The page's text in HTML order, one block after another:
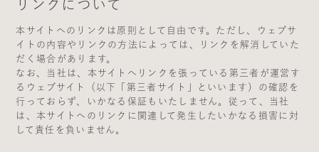
リンクについて
本サイトへのリンクは原則として自由です。ただし、ウェブサ
イトの内容やリンクの方法によっては、リンクを解消していた
だく場合があります。
なお、当社は、本サイトへリンクを張っている第三者が運営す
るウェブサイト（以下「第三者サイト」といいます）の確認を
行っておらず、いかなる保証もいたしません。従って、当社
は、本サイトへのリンクに関連して発生したいかなる損害に対
して責任を負いません。